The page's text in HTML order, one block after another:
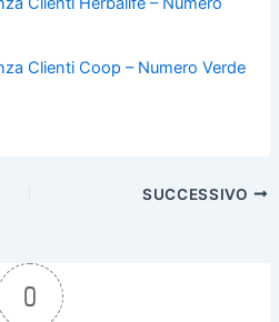
Clienti Coop – Numero Verde
SUCCESSIVO
0